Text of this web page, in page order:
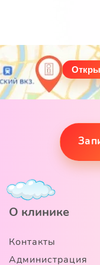
О клинике
Контакты
Администрация